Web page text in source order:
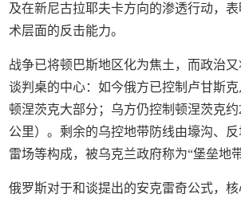
及在新尼古拉耶夫卡方向的渗透行动，
术层面的反击能力。
战争已将顿巴斯地区化为焦土，而政治
谈判桌的中心：如今俄方已控制卢甘斯克
顿涅茨克大部分；乌方仍控制顿涅茨克约
公里）。剩余的乌控地带防线由壕沟、
雷场等构成，被乌克兰政府称为“堡垒地带
俄罗斯对于和谈提出的安克雷奇公式，核